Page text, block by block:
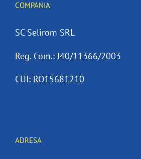
COMPANIA
SC Selirom SRL
Reg. Com.: J40/11366/2003
CUI: RO15681210
ADRESA